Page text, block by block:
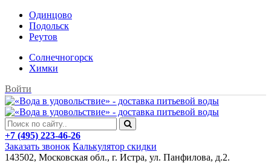
Одинцово
Подольск
Реутов
Солнечногорск
Химки
Войти
+7 (495) 223-46-26
Заказать звонок Калькулятор скидки
143502, Московская обл., г. Истра, ул. Панфилова, д.2.